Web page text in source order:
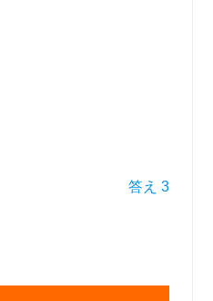
答え 3